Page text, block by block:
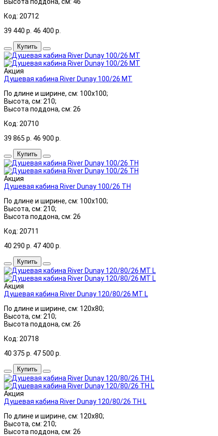
Код: 20712
39 440 р. 46 400 р.
Купить
Акция
Душевая кабина River Dunay 100/26 МТ
По длине и ширине, см: 100x100;
Высота, см: 210;
Высота поддона, см: 26
Код: 20710
39 865 р. 46 900 р.
Купить
Акция
Душевая кабина River Dunay 100/26 ТН
По длине и ширине, см: 100x100;
Высота, см: 210;
Высота поддона, см: 26
Код: 20711
40 290 р. 47 400 р.
Купить
Акция
Душевая кабина River Dunay 120/80/26 MT L
По длине и ширине, см: 120x80;
Высота, см: 210;
Высота поддона, см: 26
Код: 20718
40 375 р. 47 500 р.
Купить
Акция
Душевая кабина River Dunay 120/80/26 ТН L
По длине и ширине, см: 120x80;
Высота, см: 210;
Высота поддона, см: 26